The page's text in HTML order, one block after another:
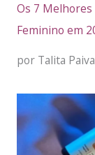
Os 7 Melhores
Feminino em
por Talita Paiva